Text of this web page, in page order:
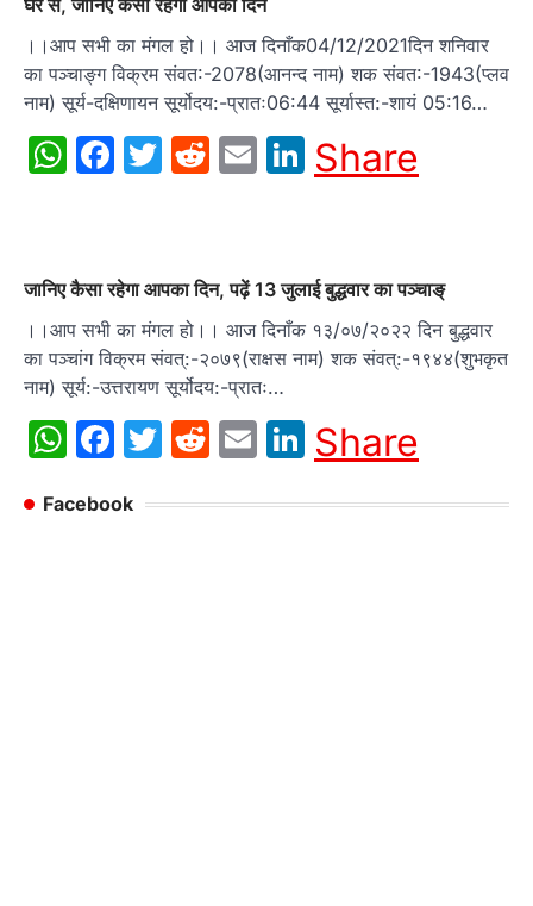
घर से, जानिए कैसा रहेगा आपका दिन
।।आप सभी का मंगल हो।। आज दिनाँक04/12/2021दिन शनिवार
का पञ्चाङ्ग विक्रम संवत:-2078(आनन्द नाम) शक संवत:-1943(प्लव
नाम) सूर्य-दक्षिणायन सूर्योदय:-प्रातः06:44 सूर्यास्त:-शायं 05:16…
WhatsApp
Facebook
Twitter
Reddit
EmailLinkedIn
Share
जानिए कैसा रहेगा आपका दिन, पढ़ें 13 जुलाई बुद्धवार का पञ्चाङ्
।।आप सभी का मंगल हो।। आज दिनाँक १३/०७/२०२२ दिन बुद्धवार
का पञ्चांग विक्रम संवत्:-२०७९(राक्षस नाम) शक संवत्:-१९४४(शुभकृत
नाम) सूर्य:-उत्तरायण सूर्योदय:-प्रातः…
WhatsApp
Facebook
Twitter
Reddit
EmailLinkedIn
Share
Facebook